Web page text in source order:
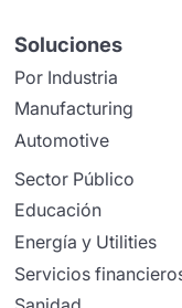
Soluciones
Por Industria
Manufacturing
Automotive
Sector Público
Educación
Energía y Utilities
Servicios